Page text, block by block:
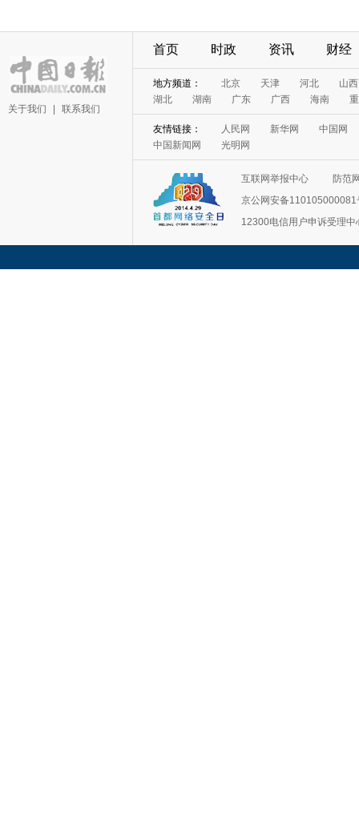
关于我们 联系我们
首页 时政 资讯 财经
地方频道： 北京 天津 河北
山西
湖北
湖南 广东 广西 海南
友情链接： 人民网 新华网
中国网
中国新闻网
光明网
互联网举报中心
防范
京公网安备110105000081
12300电信用户申诉受理中